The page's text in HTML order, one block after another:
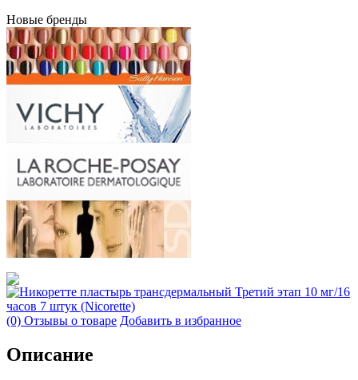
Новые бренды
(0) Отзывы о товаре Добавить в избранное
Описание